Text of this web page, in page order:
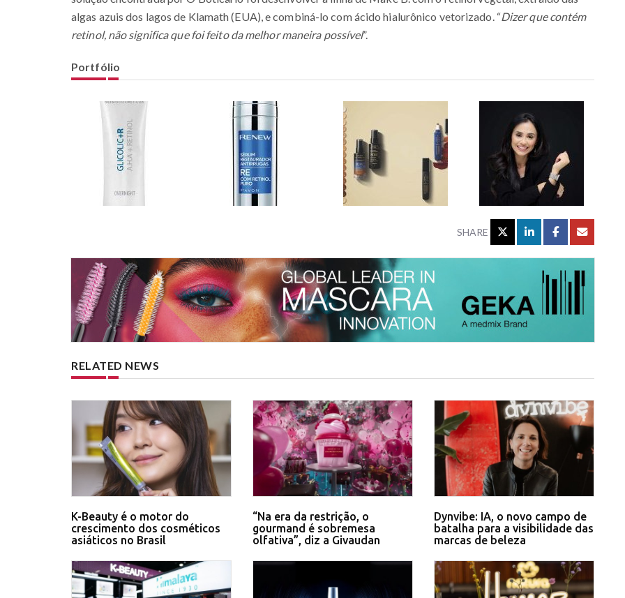
algas azuis dos lagos de Klamath (EUA), e combiná-lo com ácido hialurônico vetorizado. “Dizer que contém
retinol, não significa que foi feito da melhor maneira possível”.
Portfólio
SHARE
RELATED NEWS
K-Beauty é o motor do
crescimento dos cosméticos
asiáticos no Brasil
“Na era da restrição, o
gourmand é sobremesa
olfativa”, diz a Givaudan
Dynvibe: IA, o novo campo de
batalha para a visibilidade das
marcas de beleza